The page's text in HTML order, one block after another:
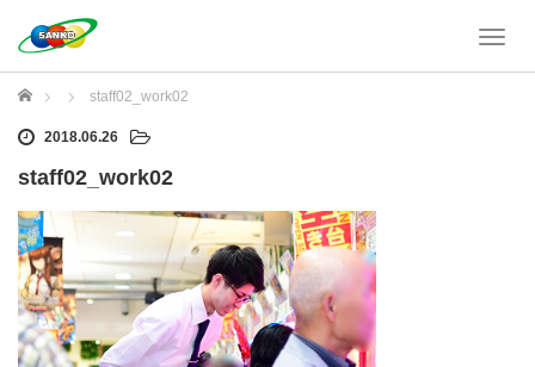
T
ホーム staff02_work02
2018.06.26
staff02_work02